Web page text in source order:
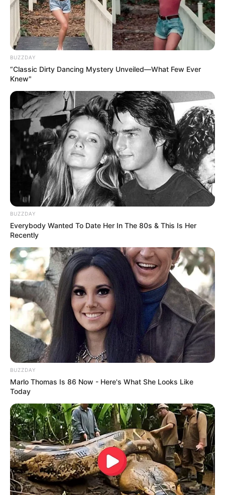
Ausflugsziele, Freizeitangebote, Museen und
Sehenswürdigkeiten in Jena und im Umkreis:
Umkreissuche Tourismus Jena
Museen in und um Jena
Schlösser und Burgen in und um Jena
Kinderausflugsziele in und um Jena
Bademöglichkeiten in und um Jena
Tagesausflugsziele für Jena
Wandern
Ausflug mit der Bahn
Kinoprogramm
Angebote für Behinderte
Aussichtstürme
Kletterparks
Tier- und Zooparks
Fremdenverkehrsamt und Tourist Information
Veranstaltung für Jena eintragen
Weitere Informationen über Jena im Internet:
Hotels in Jena
www.jena.de
Kauf- und Lesetipps:Reiseführer Jena
Hotels in Jena auf Seiten vonHotelanbieternonline
buchen.
Deutschlandweit Veranstaltung kostenlos
eintragen:
BUZZDAY
“Classic Dirty Dancing Mystery Unveiled—What Few Ever
Knew"
BUZZDAY
Everybody Wanted To Date Her In The 80s & This Is Her
Recently
BUZZDAY
Marlo Thomas Is 86 Now - Here's What She Looks Like
Today